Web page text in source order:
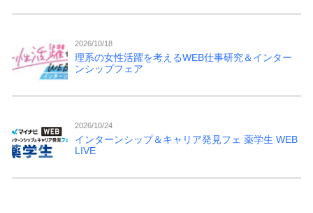
2026/10/18
理系の女性活躍を考えるWEB仕事研究＆インター
ンシップフェア
2026/10/24
インターンシップ＆キャリア発見フェ 薬学生 WEB
LIVE